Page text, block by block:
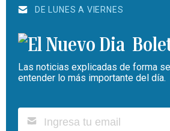
DE LUNES A VIERNES
Las noticias explicadas de forma
entender lo más importante del día.